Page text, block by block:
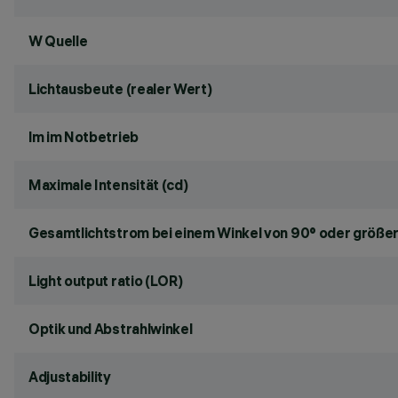
W Quelle
Lichtausbeute (realer Wert)
lm im Notbetrieb
Maximale Intensität (cd)
Gesamtlichtstrom bei einem Winkel von 90° oder
Light output ratio (LOR)
Optik und Abstrahlwinkel
Adjustability